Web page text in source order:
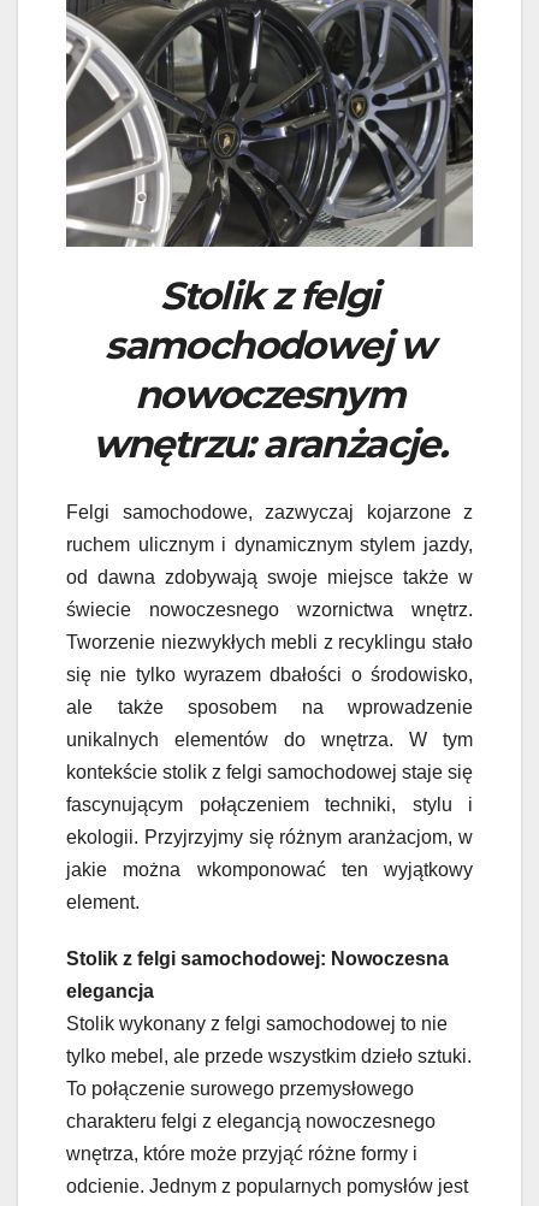
Stolik z felgi
samochodowej w
nowoczesnym
wnętrzu: aranżacje.
Felgi samochodowe, zazwyczaj kojarzone z
ruchem ulicznym i dynamicznym stylem jazdy,
od dawna zdobywają swoje miejsce także w
świecie nowoczesnego wzornictwa wnętrz.
Tworzenie niezwykłych mebli z recyklingu stało
się nie tylko wyrazem dbałości o środowisko,
ale także sposobem na wprowadzenie
unikalnych elementów do wnętrza. W tym
kontekście stolik z felgi samochodowej staje się
fascynującym połączeniem techniki, stylu i
ekologii. Przyjrzyjmy się różnym aranżacjom, w
jakie można wkomponować ten wyjątkowy
element.
Stolik z felgi samochodowej: Nowoczesna
elegancja
Stolik wykonany z felgi samochodowej to nie
tylko mebel, ale przede wszystkim dzieło sztuki.
To połączenie surowego przemysłowego
charakteru felgi z elegancją nowoczesnego
wnętrza, które może przyjąć różne formy i
odcienie. Jednym z popularnych pomysłów jest